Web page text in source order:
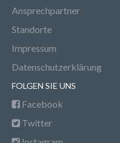
Ansprechpartner
Standorte
Impressum
Datenschutzerklärung
FOLGEN SIE UNS
Facebook
Twitter